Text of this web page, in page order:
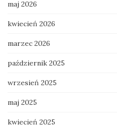
maj 2026
kwiecień 2026
marzec 2026
październik 2025
wrzesień 2025
maj 2025
kwiecień 2025